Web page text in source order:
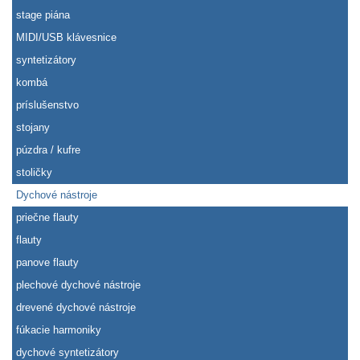
stage piána
MIDI/USB klávesnice
syntetizátory
kombá
príslušenstvo
stojany
púzdra / kufre
stoličky
Dychové nástroje
priečne flauty
flauty
panove flauty
plechové dychové nástroje
drevené dychové nástroje
fúkacie harmoniky
dychové syntetizátory